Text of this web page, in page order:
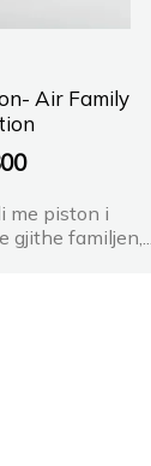
Air Family
me piston i
familjen,...